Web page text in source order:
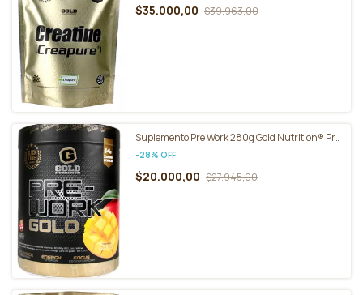
$35.000,00 $39.963,00
Suplemento Pre Work 280g Gold Nutrition® Pre
-28% OFF
$20.000,00 $27.945,00